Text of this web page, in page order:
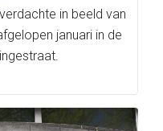
in beeld van
januari in de